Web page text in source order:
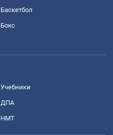
Баскетбол
Бокс
Учебники
ДПА
НМТ